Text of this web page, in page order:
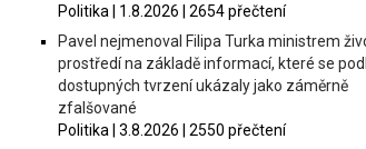
Politika | 1.8.2026 | 2654 přečtení
Pavel nejmenoval Filipa Turka ministrem
prostředí na základě informací, které se
dostupných tvrzení ukázaly jako záměrně
zfalšované
Politika | 3.8.2026 | 2550 přečtení